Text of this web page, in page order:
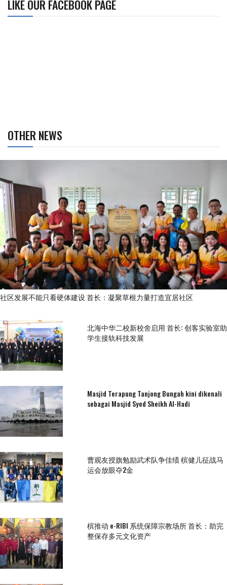
LIKE OUR FACEBOOK PAGE
OTHER NEWS
社区发展不能只看硬体建设 首长：凝聚草根力量打造宜居社区
北海中华二校新校舍启用 首长: 创客实验室助
学生接轨科技发展
Masjid Terapung Tanjong Bungah kini dikenali
sebagai Masjid Syed Sheikh Al-Hadi
曹观友授旗勉励武术队争佳绩 槟健儿征战马
运会放眼夺2金
槟推动 e-RIBI 系统保障宗教场所 首长：助完
整保存多元文化资产